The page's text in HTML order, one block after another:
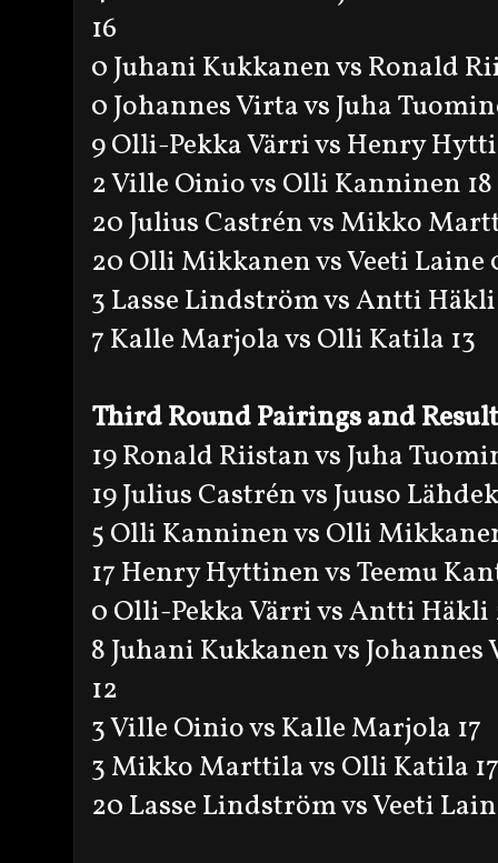
16
0 Juhani Kukkanen vs Ronald
0 Johannes Virta vs Juha
9 Olli-Pekka Värri vs Henry
2 Ville Oinio vs Olli Kanninen 18
20 Julius Castrén vs Mikko
20 Olli Mikkanen vs Veeti Laine
3 Lasse Lindström vs Antti Häkli
7 Kalle Marjola vs Olli Katila 13
Third Round Pairings and
19 Ronald Riistan vs Juha
19 Julius Castrén vs Juuso
5 Olli Kanninen vs Olli
17 Henry Hyttinen vs Teemu
0 Olli-Pekka Värri vs Antti Häkli
8 Juhani Kukkanen vs Johannes
12
3 Ville Oinio vs Kalle Marjola 17
3 Mikko Marttila vs Olli Katila 17
20 Lasse Lindström vs Veeti